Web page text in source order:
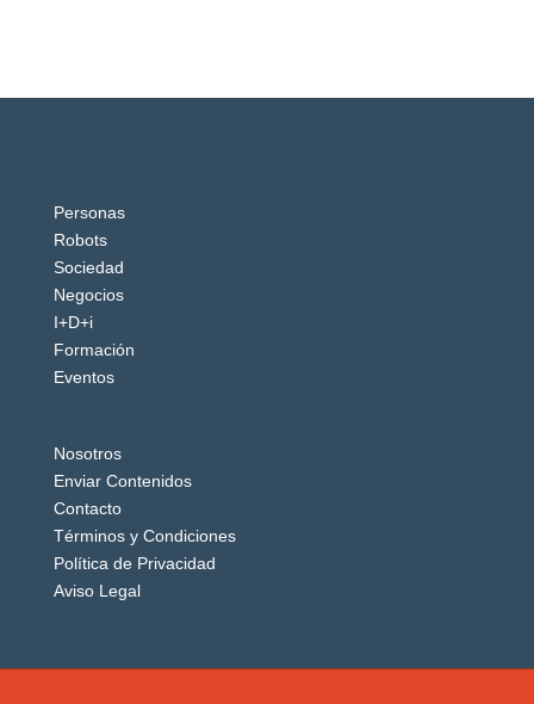
Personas
Robots
Sociedad
Negocios
I+D+i
Formación
Eventos
Nosotros
Enviar Contenidos
Contacto
Términos y Condiciones
Política de Privacidad
Aviso Legal